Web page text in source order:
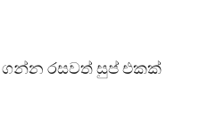
ගන්න රසවත් සුප් එකක්